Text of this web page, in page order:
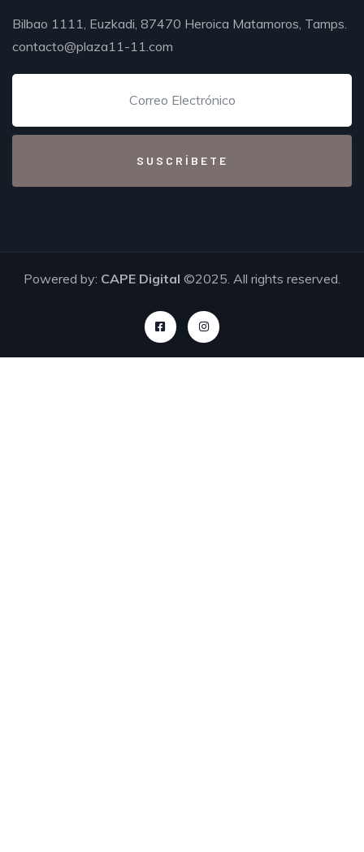
Bilbao 1111, Euzkadi, 87470 Heroica Matamoros, Tamps.
contacto@plaza11-11.com
Powered by: CAPE Digital ©2025. All rights reserved.